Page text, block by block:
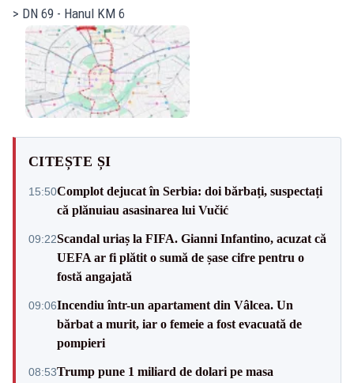
> DN 69 - Hanul KM 6
CITEȘTE ȘI
15:50Complot dejucat în Serbia: doi bărbați, suspectați
că plănuiau asasinarea lui Vučić
09:22Scandal uriaș la FIFA. Gianni Infantino, acuzat că
UEFA ar fi plătit o sumă de șase cifre pentru o
fostă angajată
09:06Incendiu într-un apartament din Vâlcea. Un
bărbat a murit, iar o femeie a fost evacuată de
pompieri
08:53Trump pune 1 miliard de dolari pe masa